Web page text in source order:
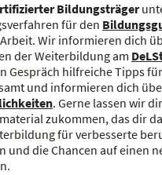
Bildungsträger
für den
Wir informieren dich
der Weiterbildung am
Gespräch hilfreiche Tipps
und informieren dich
. Gerne lassen wir
zukommen, das dir
für verbesserte
und die Chancen auf einen